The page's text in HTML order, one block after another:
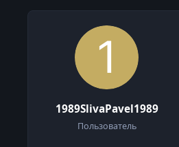
1989SlivaPavel1989
Пользователь